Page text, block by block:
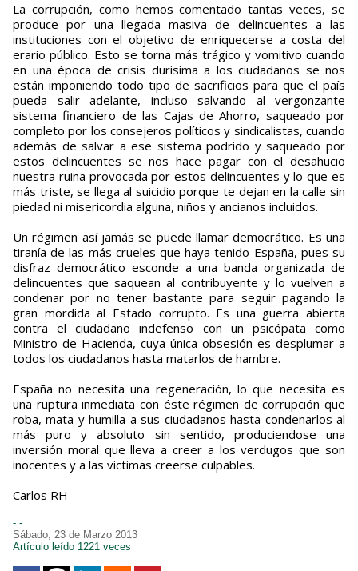
La corrupción, como hemos comentado tantas veces, se
produce por una llegada masiva de delincuentes a las
instituciones con el objetivo de enriquecerse a costa del
erario público. Esto se torna más trágico y vomitivo cuando
en una época de crisis durisima a los ciudadanos se nos
están imponiendo todo tipo de sacrificios para que el país
pueda salir adelante, incluso salvando al vergonzante
sistema financiero de las Cajas de Ahorro, saqueado por
completo por los consejeros políticos y sindicalistas, cuando
además de salvar a ese sistema podrido y saqueado por
estos delincuentes se nos hace pagar con el desahucio
nuestra ruina provocada por estos delincuentes y lo que es
más triste, se llega al suicidio porque te dejan en la calle sin
piedad ni misericordia alguna, niños y ancianos incluidos.
Un régimen así jamás se puede llamar democrático. Es una
tiranía de las más crueles que haya tenido España, pues su
disfraz democrático esconde a una banda organizada de
delincuentes que saquean al contribuyente y lo vuelven a
condenar por no tener bastante para seguir pagando la
gran mordida al Estado corrupto. Es una guerra abierta
contra el ciudadano indefenso con un psicópata como
Ministro de Hacienda, cuya única obsesión es desplumar a
todos los ciudadanos hasta matarlos de hambre.
España no necesita una regeneración, lo que necesita es
una ruptura inmediata con éste régimen de corrupción que
roba, mata y humilla a sus ciudadanos hasta condenarlos al
más puro y absoluto sin sentido, produciendose una
inversión moral que lleva a creer a los verdugos que son
inocentes y a las victimas creerse culpables.
Carlos RH
- -
Sábado, 23 de Marzo 2013
Artículo leído 1221 veces